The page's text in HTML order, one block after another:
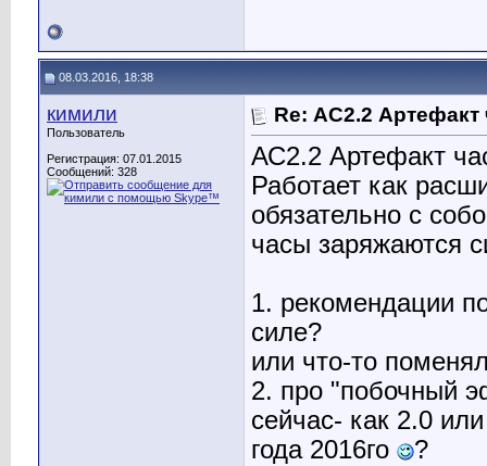
08.03.2016, 18:38
кимили
Пользователь
Регистрация: 07.01.2015
Сообщений: 328
Re: АС2.2 Артефакт
АС2.2 Артефакт
Работает как
обязательно с
часы заряжаются
1. рекомендации
силе?
или что-то
2. про "побочный
сейчас- как 2.0
года 2016го
?